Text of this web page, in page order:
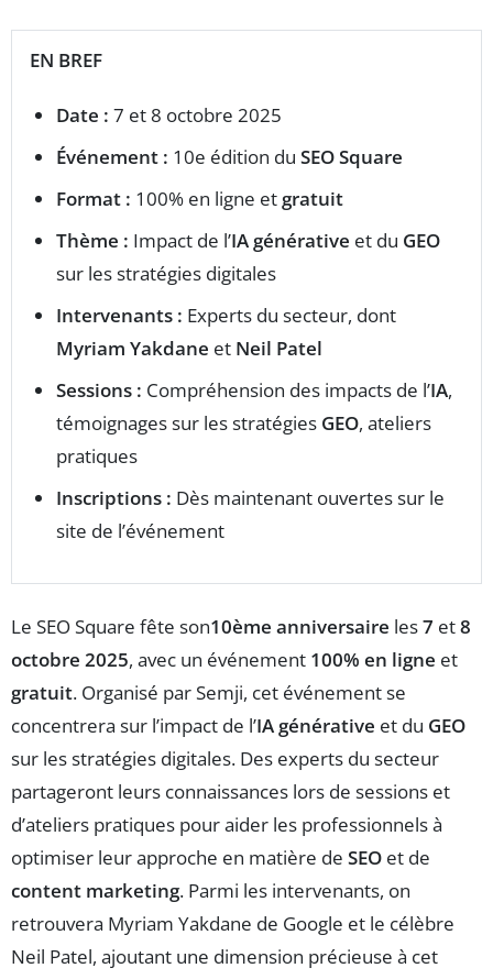
EN BREF
Date : 7 et 8 octobre 2025
Événement : 10e édition du SEO Square
Format : 100% en ligne et gratuit
Thème : Impact de l’IA générative et du GEO
sur les stratégies digitales
Intervenants : Experts du secteur, dont
Myriam Yakdane et Neil Patel
Sessions : Compréhension des impacts de l’IA,
témoignages sur les stratégies GEO, ateliers
pratiques
Inscriptions : Dès maintenant ouvertes sur le
site de l’événement
Le SEO Square fête son10ème anniversaire les7 et8
octobre 2025, avec un événement 100% en ligne et
gratuit. Organisé par Semji, cet événement se
concentrera sur l’impact de l’IA générative et du GEO
sur les stratégies digitales. Des experts du secteur
partageront leurs connaissances lors de sessions et
d’ateliers pratiques pour aider les professionnels à
optimiser leur approche en matière de SEO et de
content marketing. Parmi les intervenants, on
retrouvera Myriam Yakdane de Google et le célèbre
Neil Patel, ajoutant une dimension précieuse à cet